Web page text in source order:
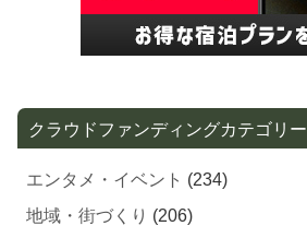
クラウドファンディングカテゴリー
エンタメ・イベント (234)
地域・街づくり (206)